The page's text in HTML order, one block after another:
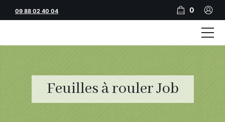
Feuilles à rouler Job
09 88 02 40 04 0